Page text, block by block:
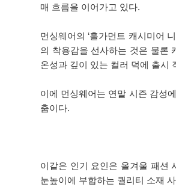
매 흐름을 이어가고 있다.
먼싱웨어의 ‘홀가먼트 캐시미어
의 착용감을 선사하는 것은 물론
온성과 깊이 있는 컬러 덕에 출시
이에 먼싱웨어는 연말 시즌 감성
춤이다.
이같은 인기 요인은 올겨울 패션
눈높이에 부합하는 퀄리티 소재